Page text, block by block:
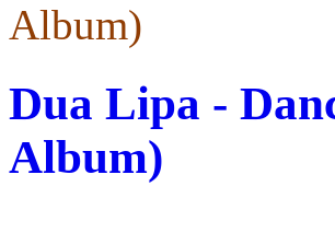
Album)
Dua Lipa -
Album)